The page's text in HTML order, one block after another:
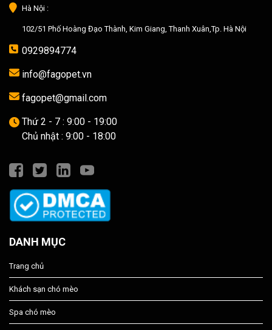
Hà Nội :
102/51 Phố Hoàng Đạo Thành, Kim Giang, Thanh Xuân,Tp. Hà Nội
0929894774
info@fagopet.vn
fagopet@gmail.com
Thứ 2 - 7 : 9:00 - 19:00
Chủ nhật : 9:00 - 18:00
DANH MỤC
Trang chủ
Khách sạn chó mèo
Spa chó mèo